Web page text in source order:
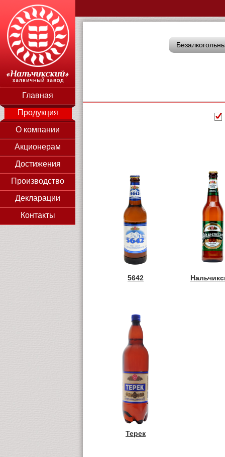
Главная
Продукция
О компании
Акционерам
Достижения
Производство
Декларации
Контакты
5642
Терек